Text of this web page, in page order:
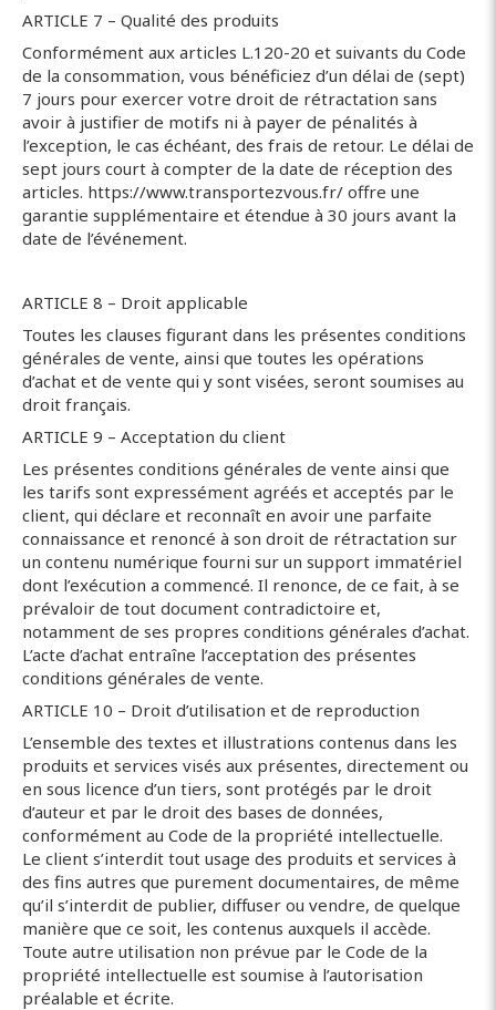
ARTICLE 7 – Qualité des produits
Conformément aux articles L.120-20 et suivants du Code
de la consommation, vous bénéficiez d’un délai de (sept)
7 jours pour exercer votre droit de rétractation sans
avoir à justifier de motifs ni à payer de pénalités à
l’exception, le cas échéant, des frais de retour. Le délai de
sept jours court à compter de la date de réception des
articles. https://www.transportezvous.fr/ offre une
garantie supplémentaire et étendue à 30 jours avant la
date de l’événement.
ARTICLE 8 – Droit applicable
Toutes les clauses figurant dans les présentes conditions
générales de vente, ainsi que toutes les opérations
d’achat et de vente qui y sont visées, seront soumises au
droit français.
ARTICLE 9 – Acceptation du client
Les présentes conditions générales de vente ainsi que
les tarifs sont expressément agréés et acceptés par le
client, qui déclare et reconnaît en avoir une parfaite
connaissance et renoncé à son droit de rétractation sur
un contenu numérique fourni sur un support immatériel
dont l’exécution a commencé. Il renonce, de ce fait, à se
prévaloir de tout document contradictoire et,
notamment de ses propres conditions générales d’achat.
L’acte d’achat entraîne l’acceptation des présentes
conditions générales de vente.
ARTICLE 10 – Droit d’utilisation et de reproduction
L’ensemble des textes et illustrations contenus dans les
produits et services visés aux présentes, directement ou
en sous licence d’un tiers, sont protégés par le droit
d’auteur et par le droit des bases de données,
conformément au Code de la propriété intellectuelle.
Le client s’interdit tout usage des produits et services à
des fins autres que purement documentaires, de même
qu’il s’interdit de publier, diffuser ou vendre, de quelque
manière que ce soit, les contenus auxquels il accède.
Toute autre utilisation non prévue par le Code de la
propriété intellectuelle est soumise à l’autorisation
préalable et écrite.